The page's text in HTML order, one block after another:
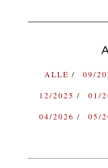
ALLE 09/
12/2025
01/
04/2026
05/